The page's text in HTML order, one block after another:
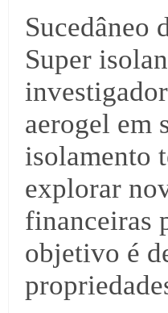
Sucedâneo
Super
aerogel em
isolamento
explorar
financeiras
objetivo é